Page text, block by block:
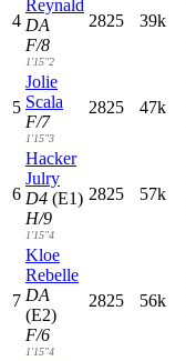
4
Reynald
DA
F/8
1'15"2
2825 39k
5
Jolie
Scala
F/7
1'15"3
2825 47k
6
Hacker
Julry
D4 (E1)
H/9
1'15"4
2825 57k
7
Kloe
Rebelle
DA
(E2)
F/6
1'15"4
2825 56k